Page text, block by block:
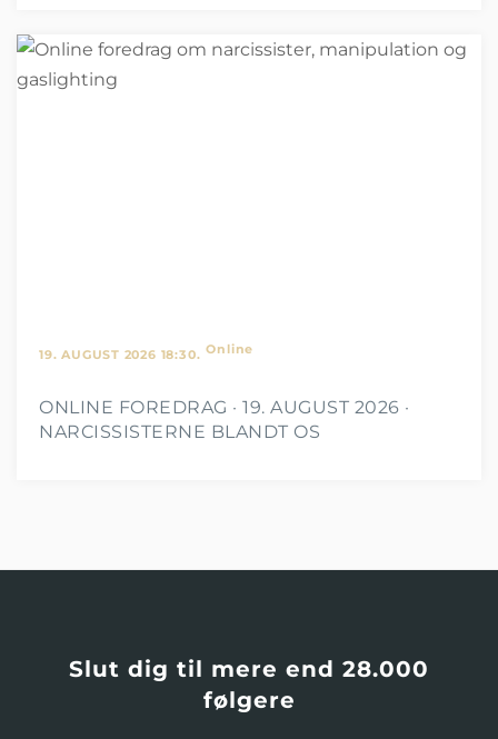
19. AUGUST 2026 18:30. Online
ONLINE FOREDRAG · 19. AUGUST 2026 ·
NARCISSISTERNE BLANDT OS
Slut dig til mere end 28.000
følgere